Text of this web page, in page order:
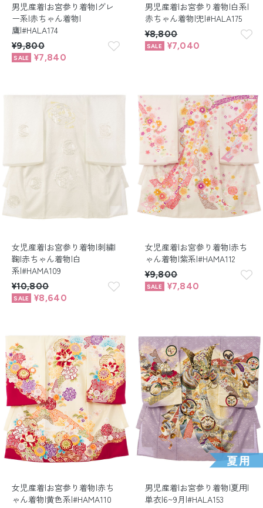
男児産着|お宮参り着物|グレ
ー系|赤ちゃん着物|
鷹|#HALA174
¥9,800
¥7,840
男児産着|お宮参り着物|白系|
赤ちゃん着物|兜|#HALA175
¥8,800
¥7,040
女児産着|お宮参り着物|刺繍|
鞠|赤ちゃん着物|白
系|#HAMA109
¥10,800
¥8,640
女児産着|お宮参り着物|赤ち
ゃん着物|紫系|#HAMA112
¥9,800
¥7,840
女児産着|お宮参り着物|赤ち
ゃん着物|黄色系|#HAMA110
男児産着|お宮参り着物|夏用|
単衣|6~9月|#HALA153